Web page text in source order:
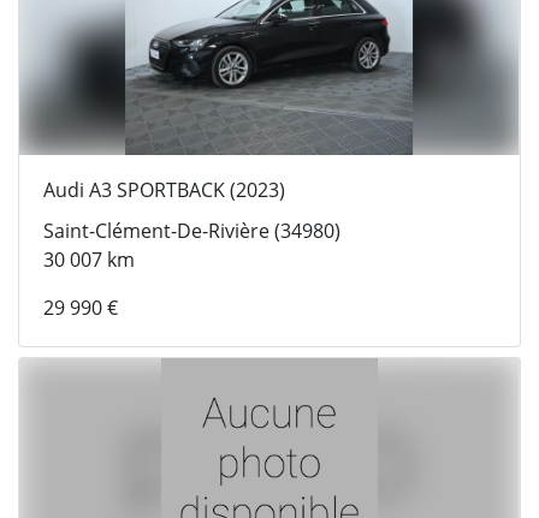
Audi A3 SPORTBACK (2023)
Saint-Clément-De-Rivière (34980)
30 007 km
29 990 €